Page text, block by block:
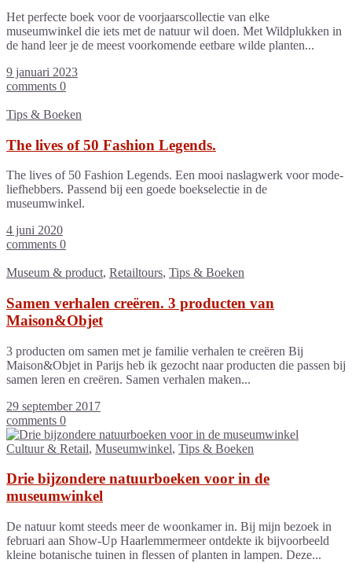
Het perfecte boek voor de voorjaarscollectie van elke
museumwinkel die iets met de natuur wil doen. Met Wildplukken in
de hand leer je de meest voorkomende eetbare wilde planten...
9 januari 2023
comments 0
Tips & Boeken
The lives of 50 Fashion Legends.
The lives of 50 Fashion Legends. Een mooi naslagwerk voor mode-
liefhebbers. Passend bij een goede boekselectie in de
museumwinkel.
4 juni 2020
comments 0
Museum & product, Retailtours, Tips & Boeken
Samen verhalen creëren. 3 producten van
Maison&Objet
3 producten om samen met je familie verhalen te creëren Bij
Maison&Objet in Parijs heb ik gezocht naar producten die passen bij
samen leren en creëren. Samen verhalen maken...
29 september 2017
comments 0
Cultuur & Retail, Museumwinkel, Tips & Boeken
Drie bijzondere natuurboeken voor in de
museumwinkel
De natuur komt steeds meer de woonkamer in. Bij mijn bezoek in
februari aan Show-Up Haarlemmermeer ontdekte ik bijvoorbeeld
kleine botanische tuinen in flessen of planten in lampen. Deze...